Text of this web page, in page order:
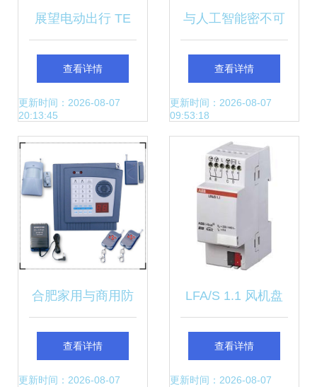
展望电动出行 TE
Connectivity助力充
电布局与智能设备
配件升级
查看详情
更新时间：2026-08-07
20:13:45
与人工智能密不可
分的5款智能硬件
查看详情
更新时间：2026-08-07
09:53:18
合肥家用与商用防
盗报警器及智能电
话报警系统样本-机
查看详情
更新时间：2026-08-07
LFA/S 1.1 风机盘
管控制器 智慧楼宇
温控的核心之选
查看详情
更新时间：2026-08-07